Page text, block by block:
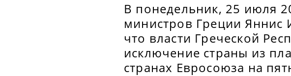
В понедельник, 25 июля
министров Греции Яннис
что власти Греческой
исключение страны из
странах Евросоюза на